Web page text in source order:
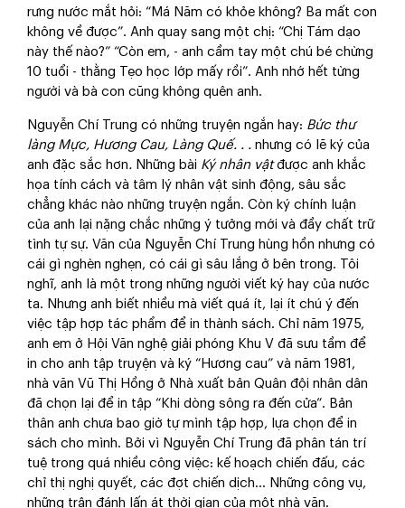
rưng nước mắt hỏi: “Má Năm có khỏe không? Ba mất con
không về được”. Anh quay sang một chị: “Chị Tám dạo
này thế nào?” “Còn em, - anh cầm tay một chú bé chừng
10 tuổi - thằng Tẹo học lớp mấy rồi”. Anh nhớ hết từng
người và bà con cũng không quên anh.
Nguyễn Chí Trung có những truyện ngắn hay: Bức thư
làng Mực, Hương Cau, Làng Quế. . . nhưng có lẽ ký của
anh đặc sắc hơn. Những bài Ký nhân vậtđược anh khắc
họa tính cách và tâm lý nhân vật sinh động, sâu sắc
chẳng khác nào những truyện ngắn. Còn ký chính luận
của anh lại nặng chắc những ý tưởng mới và đầy chất trữ
tình tự sự. Văn của Nguyễn Chí Trung hùng hồn nhưng có
cái gì nghèn nghẹn, có cái gì sâu lắng ở bên trong. Tôi
nghĩ, anh là một trong những người viết ký hay của nước
ta. Nhưng anh biết nhiều mà viết quá ít, lại ít chú ý đến
việc tập hợp tác phẩm để in thành sách. Chỉ năm 1975,
anh em ở Hội Văn nghệ giải phóng Khu V đã sưu tầm để
in cho anh tập truyện và ký “Hương cau” và năm 1981,
nhà văn Vũ Thị Hồng ở Nhà xuất bản Quân đội nhân dân
đã chọn lại để in tập “Khi dòng sông ra đến cửa”. Bản
thân anh chưa bao giờ tự mình tập hợp, lựa chọn để in
sách cho mình. Bởi vì Nguyễn Chí Trung đã phân tán trí
tuệ trong quá nhiều công việc: kế hoạch chiến đấu, các
chỉ thị nghị quyết, các đợt chiến dịch... Những công vụ,
những trận đánh lấn át thời gian của một nhà văn.